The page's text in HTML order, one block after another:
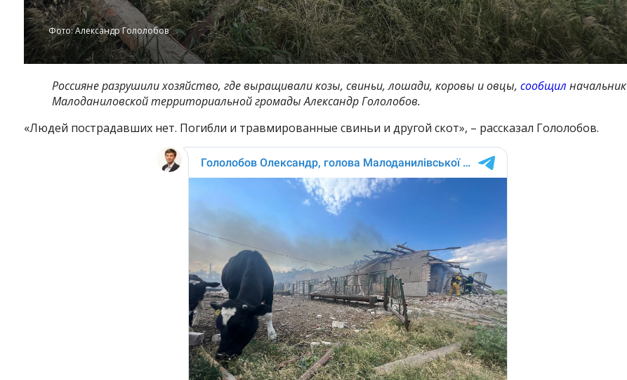
Фото: Александр Гололобов
Россияне разрушили хозяйство, где выращивали козы, свиньи, лошади, коровы и овцы, сообщил начальник
Малоданиловской территориальной громады Александр Гололобов.
«Людей пострадавших нет. Погибли и травмированные свиньи и другой скот», – рассказал Гололобов.